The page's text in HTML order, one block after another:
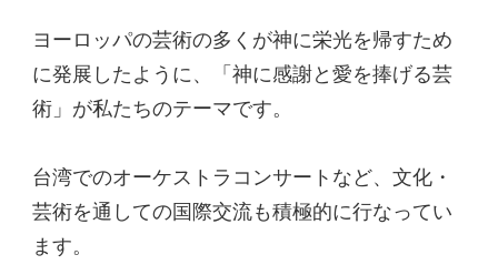
ヨーロッパの芸術の多くが神に栄光を帰すため
に発展したように、「神に感謝と愛を捧げる芸
術」が私たちのテーマです。
台湾でのオーケストラコンサートなど、文化・
芸術を通しての国際交流も積極的に行なってい
ます。